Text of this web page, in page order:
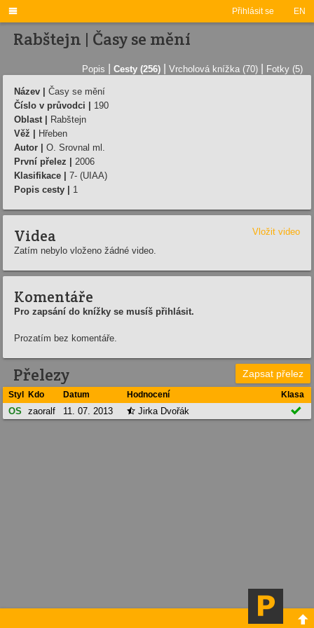
Přihlásit se EN

Rabštejn | Časy se mění
Popis Cesty (256) Vrcholová knížka (70) Fotky (5)
Název |
Časy se mění
Číslo v průvodci |
190
Oblast |
Rabštejn
Věž |
Hřeben
Autor |
O. Srovnal ml.
První přelez |
2006
Klasifikace |
7- (UIAA)
Popis cesty |
1
Videa
Vložit video
Zatím nebylo vloženo žádné video.
Komentáře
Pro zapsání do knížky se musíš přihlásit.
Prozatím bez komentáře.
Přelezy Zapsat přelez
Styl Kdo Datum Hodnocení Klasa
OS zaoralf 11. 07. 2013  Jirka Dvořák 
